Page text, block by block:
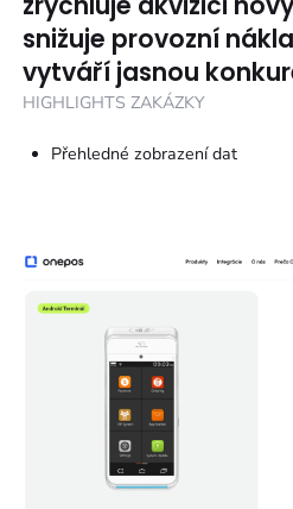
snižuje provozní
vytváří jasnou
HIGHLIGHTS ZAKÁZKY
Přehledné zobrazení dat